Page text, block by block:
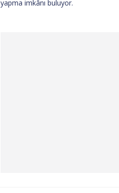
yapma imkânı buluyor.